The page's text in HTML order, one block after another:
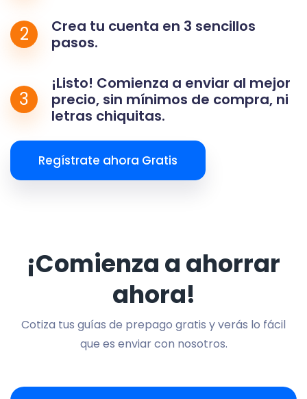
2
Crea tu cuenta en 3 sencillos
pasos.
3
¡Listo! Comienza a enviar al mejor
precio, sin mínimos de compra, ni
letras chiquitas.
Regístrate ahora Gratis
¡Comienza a ahorrar
ahora!
Cotiza tus guías de prepago gratis y verás lo fácil
que es enviar con nosotros.